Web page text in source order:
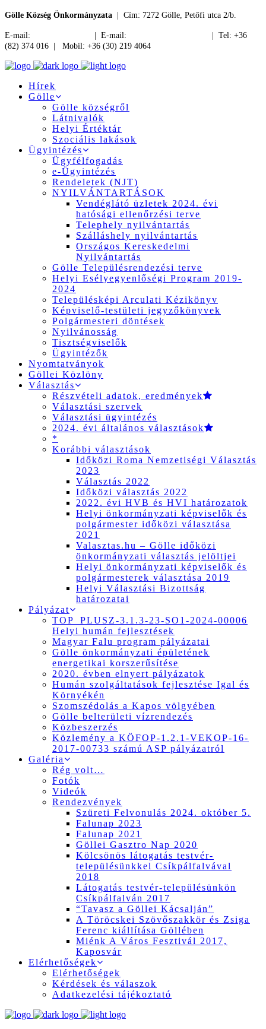
Gölle Község Önkormányzata | Cím: 7272 Gölle, Petőfi utca 2/b.
E-mail: | E-mail:
| Tel: +36
(82) 374 016 | Mobil: +36 (30) 219 4064
Hírek
Gölle
Gölle községről
Látnivalók
Helyi Értéktár
Szociális lakások
Ügyintézés
Ügyfélfogadás
e-Ügyintézés
Rendeletek (NJT)
NYILVÁNTARTÁSOK
Vendéglátó üzletek 2024. évi
hatósági ellenőrzési terve
Telephely nyilvántartás
Szálláshely nyilvántartás
Országos Kereskedelmi
Nyilvántartás
Gölle Településrendezési terve
Helyi Esélyegyenlőségi Program 2019-
2024
Településképi Arculati Kézikönyv
Képviselő-testületi jegyzőkönyvek
Polgármesteri döntések
Nyilvánosság
Tisztségviselők
Ügyintézők
Nyomtatványok
Göllei Közlöny
Választás
Részvételi adatok, eredmények
Választási szervek
Választási ügyintézés
2024. évi általános választások
*
Korábbi választások
Időközi Roma Nemzetiségi Választás
2023
Választás 2022
Időközi választás 2022
2022. évi HVB és HVI határozatok
Helyi önkormányzati képviselők és
polgármester időközi választása
2021
Valasztas.hu – Gölle időközi
önkormányzati választás jelöltjei
Helyi önkormányzati képviselők és
polgármesterek választása 2019
Helyi Választási Bizottság
határozatai
Pályázat
TOP_PLUSZ-3.1.3-23-SO1-2024-00006
Helyi humán fejlesztések
Magyar Falu program pályázatai
Gölle önkormányzati épületének
energetikai korszerűsítése
2020. évben elnyert pályázatok
Humán szolgáltatások fejlesztése Igal és
Környékén
Szomszédolás a Kapos völgyében
Gölle belterületi vízrendezés
Közbeszerzés
Közlemény a KÖFOP-1.2.1-VEKOP-16-
2017-00733 számú ASP pályázatról
Galéria
Rég volt…
Fotók
Videók
Rendezvények
Szüreti Felvonulás 2024. október 5.
Falunap 2023
Falunap 2021
Göllei Gasztro Nap 2020
Kölcsönös látogatás testvér-
településünkkel Csíkpálfalvával
2018
Látogatás testvér-településünkön
Csíkpálfalván 2017
“Tavasz a Göllei Kácsalján”
A Töröcskei Szövőszakkör és Zsiga
Ferenc kiállítása Göllében
Miénk A Város Fesztivál 2017,
Kaposvár
Elérhetőségek
Elérhetőségek
Kérdések és válaszok
Adatkezelési tájékoztató